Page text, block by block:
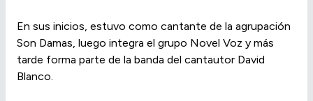
En sus inicios, estuvo como cantante de la agrupación
Son Damas, luego integra el grupo Novel Voz y más
tarde forma parte de la banda del cantautor David
Blanco.